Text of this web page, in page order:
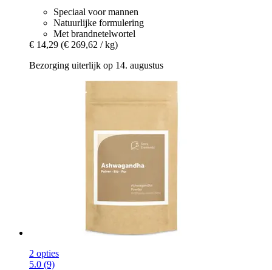
Speciaal voor mannen
Natuurlijke formulering
Met brandnetelwortel
€ 14,29 (€ 269,62 / kg)
Bezorging uiterlijk op 14. augustus
2 opties
5.0 (9)